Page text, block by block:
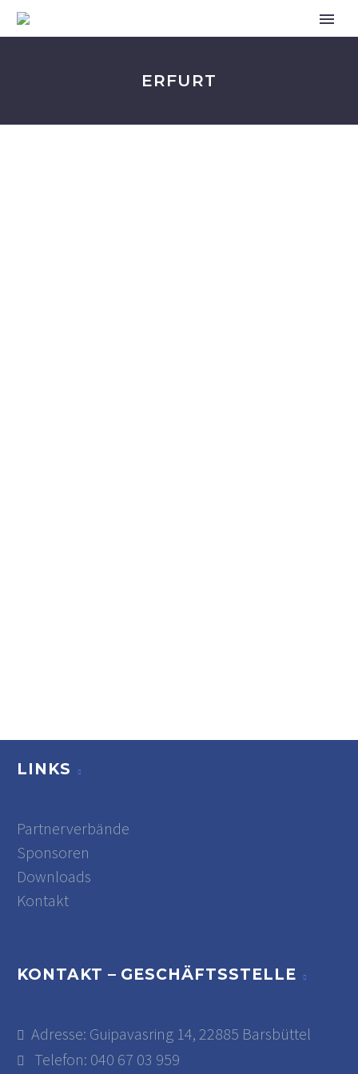
ERFURT
LINKS
Partnerverbände
Sponsoren
Downloads
Kontakt
KONTAKT – GESCHÄFTSSTELLE
Adresse: Guipavasring 14, 22885 Barsbüttel
Telefon: 040 67 03 959